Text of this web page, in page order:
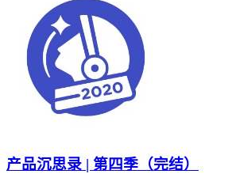
产品沉思录 | 第四季（完结）